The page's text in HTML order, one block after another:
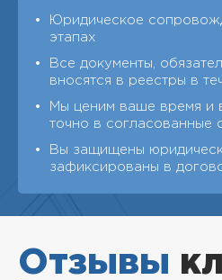
Юридическое
этапах
Все документы,
вносятся в реестры в
Мы ценим ваше время и
точно в согласованные
Вы защищены
зафиксированы в
Отзывы